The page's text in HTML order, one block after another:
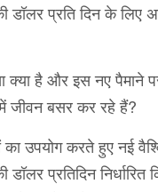
डॉलर प्रति दिन के लिए
क्या है और इस नए पैमाने
जीवन बसर कर रहे हैं?
उपयोग करते हुए नई
डॉलर प्रतिदिन निर्धारित